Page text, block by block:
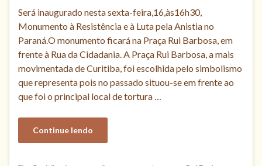
Será inaugurado nesta sexta-feira,16,às16h30,
Monumento à Resistência e à Luta pela Anistia no
Paraná.O monumento ficará na Praça Rui Barbosa, em
frente à Rua da Cidadania. A Praça Rui Barbosa, a mais
movimentada de Curitiba, foi escolhida pelo simbolismo
que representa pois no passado situou-se em frente ao
que foi o principal local de tortura …
Continue lendo